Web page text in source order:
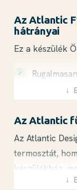
Az Atlantic
hátrányai
Ez a készülék
Rugalmasan
falra
Lakása fő
oldaná
Ez a készülék
↓
Az Atlantic
Az Atlantic
termosztát,
készülékház
hatékony és↓